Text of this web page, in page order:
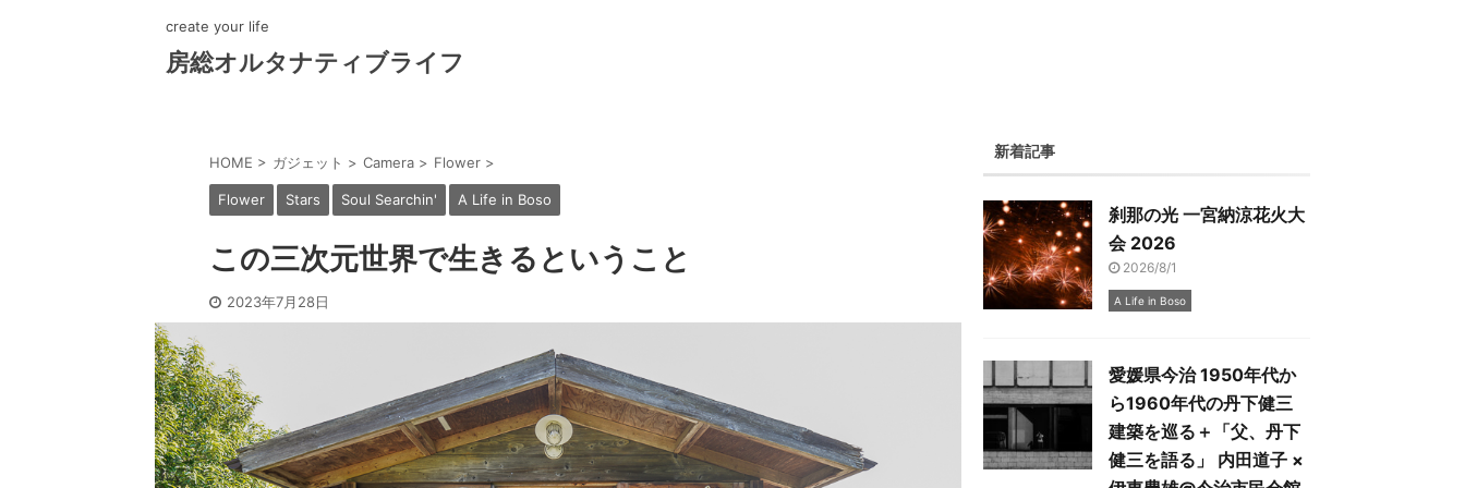
create your life
房総オルタナティブライフ
HOME > ガジェット > Camera > Flower >
Flower Stars Soul Searchin' A Life in Boso
この三次元世界で生きるということ
2023年7月28日
新着記事
刹那の光 一宮納涼花火大
会 2026
2026/8/1
A Life in Boso
愛媛県今治 1950年代か
ら1960年代の丹下健三
建築を巡る＋「父、丹下
健三を語る」 内田道子 ×